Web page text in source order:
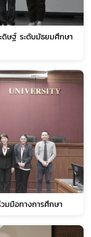
ดิษฐ์ ระดับมัธยมศึกษา
มมือทางการศึกษา